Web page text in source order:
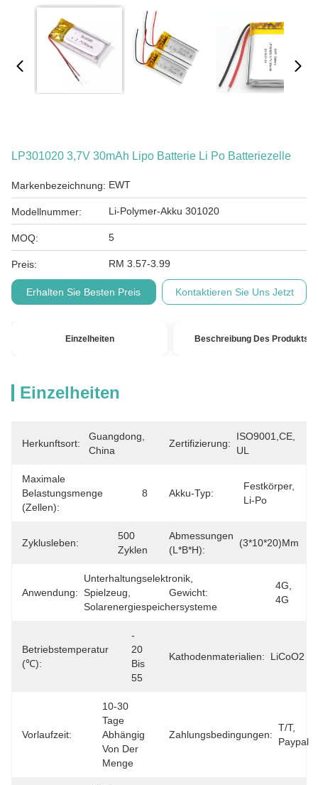
LP301020 3,7V 30mAh Lipo Batterie Li Po Batteriezelle
Markenbezeichnung: EWT
Modellnummer: Li-Polymer-Akku 301020
MOQ: 5
Preis: RM 3.57-3.99
Erhalten Sie Besten Preis Kontaktieren Sie Uns Jetzt
Einzelheiten Beschreibung Des Produkts
Einzelheiten
Herkunftsort:
Guangdong,
China
Zertifizierung:
ISO9001,CE,
UL
Maximale
Belastungsmenge
(zellen):
8 Akku-Typ:
Festkörper,
Li-Po
Zyklusleben:
500
Zyklen
Abmessungen
(L*B*H):
(3*10*20)mm
Anwendung:
Unterhaltungselektronik,
Spielzeug,
Solarenergiespeichersysteme
Gewicht:
4G,
4G
Betriebstemperatur
(℃):
-
20
Bis
55
Kathodenmaterialien: LiCoO2
Vorlaufzeit:
10-30
Tage
Abhängig
Von Der
Menge
Zahlungsbedingungen:
T/T,
Paypal